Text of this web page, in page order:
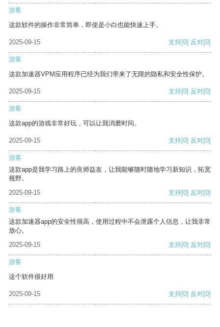
游客
这款软件的操作非常简单，即使是小白也能快速上手。
2025-09-15 支持[0] 反对[0]
游客
这款加速器VPM应用程序已经为我们带来了无限的隐私和安全性保护。
2025-09-15 支持[0] 反对[0]
游客
这款app的游戏非常好玩，可以让我消磨时间。
2025-09-15 支持[0] 反对[0]
游客
这款app是我学习路上的良师益友，让我能够随时随地学习新知识，拓宽
视野。
2025-09-15
支持[0] 反对[0]
游客
这款加速器app的安全性很高，使用过程中不会泄露个人信息，让我非常
放心。
2025-09-15
支持[0] 反对[0]
游客
这个软件很好用
2025-09-15 支持[0] 反对[0]